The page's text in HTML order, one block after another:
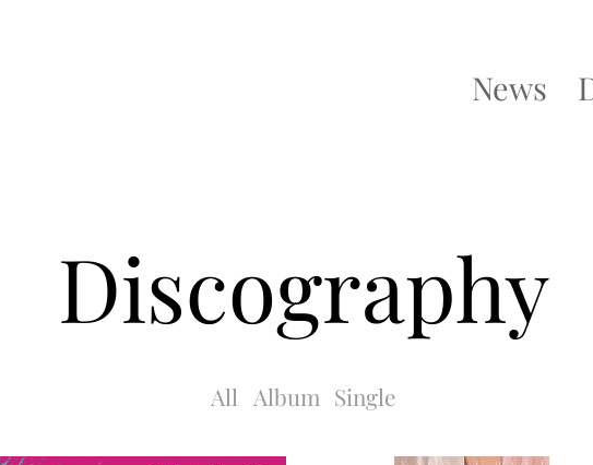
news
discography
All Album Single